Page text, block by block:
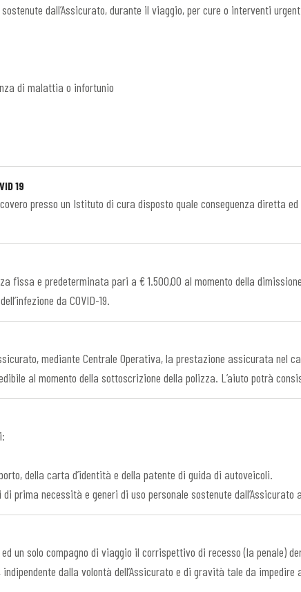
dall’Assicurato, durante il viaggio, per cure o interventi
di malattia o infortunio
19
presso un Istituto di cura disposto quale conseguenza diretta ed
fissa e predeterminata pari a € 1.500,00 al momento della
da COVID-19.
mediante Centrale Operativa, la prestazione assicurata nel
al momento della sottoscrizione della polizza. L’aiuto potrà
della carta d’identità e della patente di guida di autoveicoli.
prima necessità e generi di uso personale sostenute
un solo compagno di viaggio il corrispettivo di recesso (la penale)
dalla volontà dell’Assicurato e di gravità tale da